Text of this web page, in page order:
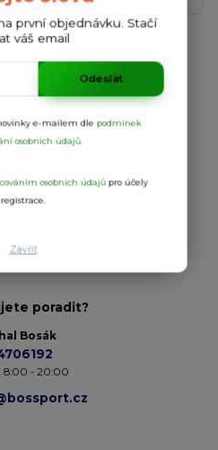
2 trika a šortky. Krátké rukávy s
druhého trika. Dvoubarevný
Kalhoty s elastickou šňůrkou.
poradit?
Bosák
8:00 - 20:00
první objednávku. Stačí
váš email
Odeslat
e-mailem dle podmínek
osobních údajů.
osobních údajůpro účely
registrace.
Zavřít